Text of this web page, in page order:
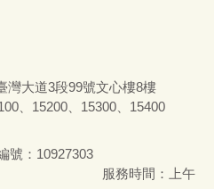
灣大道3段99號文心樓8樓
、15200、15300、15400
號 ： 10927303
：上午